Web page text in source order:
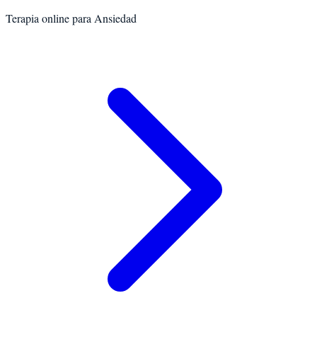
Terapia online para Ansiedad